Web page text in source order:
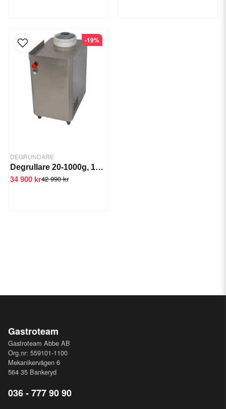
DEGRUNDARE
Degrullare 20-1000g, 1200 bollar/tim.
42 990 kr
34 900 kr
-19%
Gastroteam
Gastroteam Abbe AB
Org.nr: 559101-1100
Mekanikervägen 6
564 35 Bankeryd
036 - 777 90 90